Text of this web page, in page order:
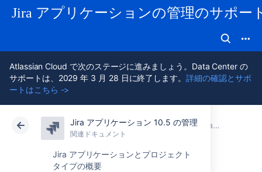
Jira アプリケーションの管理のサポー
Atlassian Cloud で次のステージに進みましょう。Data Center の
サポートは、2029 年 3 月 28 日に終了します。詳細の確認とサポ
ートはこちら ->
Jira アプリケーション 10.5 の管理
関連ドキュメント
Jira アプリケーションとプロジェクト
タイプの概要
アトラシアン サポート Jira アプリケーション 10.5 の管理 関連ドキュメント
Jira アプリケーションのインストール
クラウド Data Center 10.5